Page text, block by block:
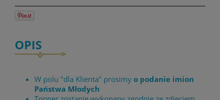
OPIS
W polu "dla Klienta" prosimy o podanie imion
Państwa Młodych